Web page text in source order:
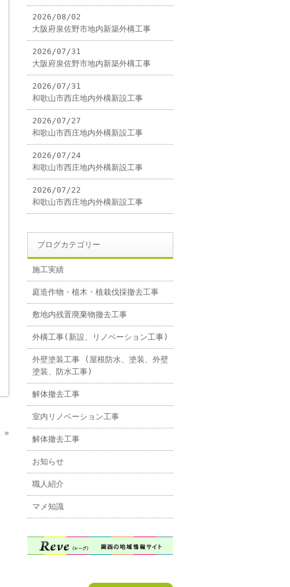
»
2026/08/02
大阪府泉佐野市地内新築外構工事
2026/07/31
大阪府泉佐野市地内新築外構工事
2026/07/31
和歌山市西庄地内外構新設工事
2026/07/27
和歌山市西庄地内外構新設工事
2026/07/24
和歌山市西庄地内外構新設工事
2026/07/22
和歌山市西庄地内外構新設工事
ブログカテゴリー
施工実績
庭造作物・植木・植栽伐採撤去工事
敷地内残置廃棄物撤去工事
外構工事(新設、リノベーション工事)
外壁塗装工事 (屋根防水、塗装、外壁
塗装、防水工事)
解体撤去工事
室内リノベーション工事
解体撤去工事
お知らせ
職人紹介
マメ知識